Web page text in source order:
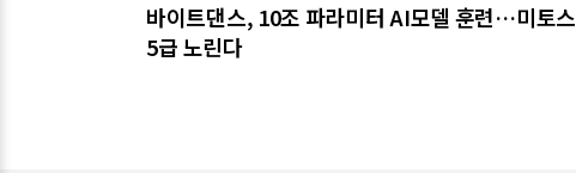
바이트댄스, 10조 파라미터 AI모델 훈련…미토스
5급 노린다